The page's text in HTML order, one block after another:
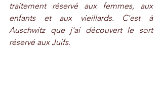
traitement réservé aux femmes, aux
enfants et aux vieillards. C'est à
Auschwitz que j'ai découvert le sort
réservé aux Juifs.